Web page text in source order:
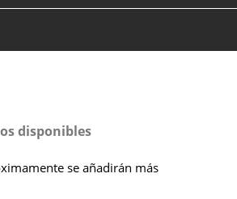
disponibles
se añadirán más